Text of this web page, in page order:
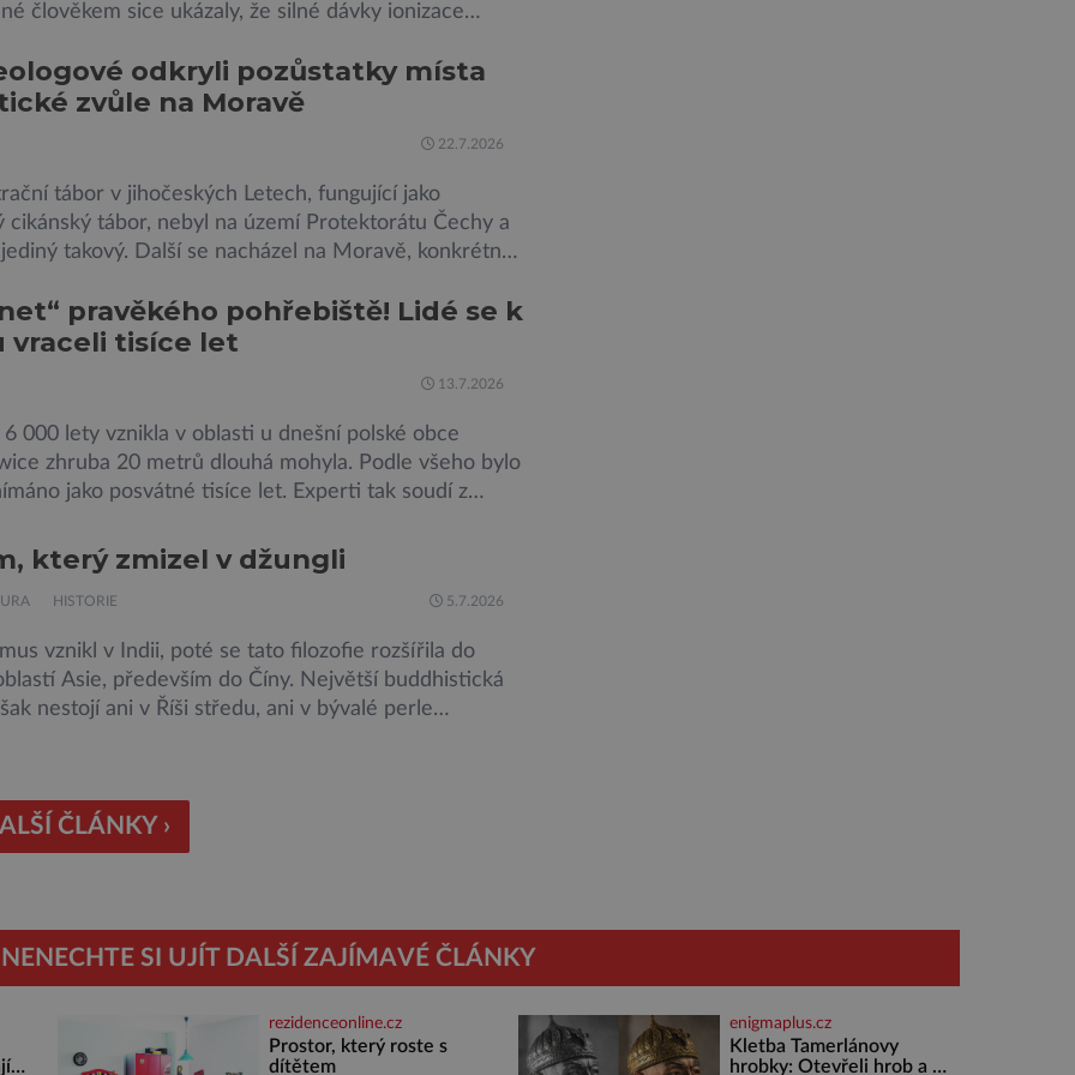
člověkem sice ukázaly, že silné dávky ionizace
zcela jasné, nakolik se mutace vzniklé ozářením
na potomstvo. Před pěti lety, těsně před 35. výročím
Černobylské jaderné elektrárny, […]
odkryli pozůstatky místa
zvůle na Moravě
22.7.2026
tábor v jihočeských Letech, fungující jako
cikánský tábor, nebyl na území Protektorátu Čechy a
takový. Další se nacházel na Moravě, konkrétně
archeology. Někteří z asi 1400 Romů a Sintů, kteří
internováni, v něm vydechli naposledy. Jiné čekal
do […]
pravěkého pohřebiště! Lidé se k
vraceli tisíce let
13.7.2026
6 000 lety vznikla v oblasti u dnešní polské obce
zhruba 20 metrů dlouhá mohyla. Podle všeho bylo
jako posvátné tisíce let. Experti tak soudí z
dost mladších kruhových mohyl, které se nacházejí v
Na archeologických pracích se podíleli experti ze
univerzity v Plzni, […]
který zmizel v džungli
HISTORIE 5.7.2026
vznikl v Indii, poté se tato filozofie rozšířila do
Asie, především do Číny. Největší buddhistická
nestojí ani v Říši středu, ani v bývalé perle
ČLÁNKY ›
NENECHTE SI UJÍT DALŠÍ ZAJÍMAVÉ ČLÁNKY
rezidenceonline.cz
Prostor, který roste s
dítětem
enigmaplus.cz
Kletba Tamerlánovy
hrobky: Otevřeli hrob a za